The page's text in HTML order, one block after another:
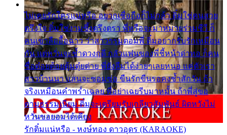
ไม่เคยรักใครแน่หรือ อยากเชื่อถือก็ไม่กล้า ติ๋มใช่คนสวย
ตรึงใจ ติ๋มใช่งามซึ้งตรึงตรา พี่หรือจะมาหมายร่วมชีวี ก็
คนเขาลืออื้อฉาว ว่าสาวๆรุมตอมพี่ ติ๋มอยากรับรักเหมือน
กัน แต่หวั่นจะช้ำดวงฤดี กลัวแฟนของพี่ชี้หน้าด่าทอ ก็คน
ชื่อต๋อยต้อยตุ้มตุ๋ยต่าย พี่ยังลืมได้ง่ายๆเลยหนอ แค่ตัวเรา
สาวบ้านนา แสนจะซอมซ่อ ขืนรักขืนรอคงช้ำสักวัน ถ้า
จริงเหมือนคำพร่ำเฉลย พี่อย่าเฉยรีบมาหมั้น ถ้าพี่สู่ขอ
ตามธรรมเนียม ติ๋มจะเตรียมรับเกลียวสัมพันธ์ ผิดหวังไม่
หวั่นขอยอมได้เคียง
รักติ๋มแน่หรือ - หงษ์ทอง ดาวอุดร (KARAOKE)